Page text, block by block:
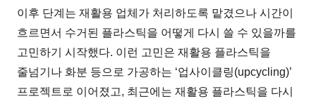
이후 단계는 재활용 업체가 처리하도록 맡겼으나 시간이
흐르면서 수거된 플라스틱을 어떻게 다시 쓸 수 있을까를
고민하기 시작했다. 이런 고민은 재활용 플라스틱을
줄넘기나 화분 등으로 가공하는 ‘업사이클링(upcycling)’
프로젝트로 이어졌고, 최근에는 재활용 플라스틱을 다시